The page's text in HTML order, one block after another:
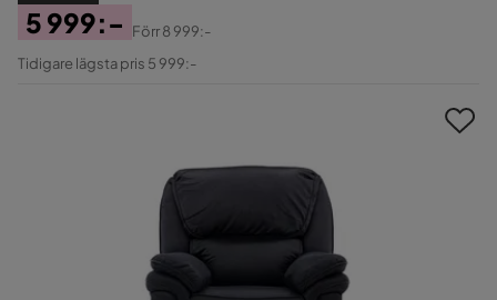
Pris
5 999:-
Original
Förr8 999:-
Tidigare lägsta pris 5 999:-